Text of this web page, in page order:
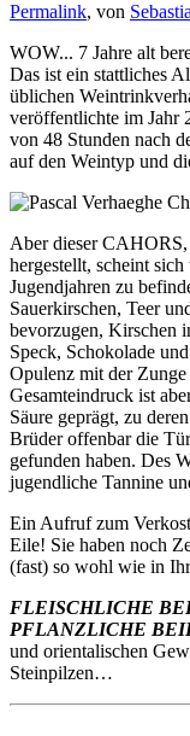
Permalink, von
WOW... 7 Jahre alt
Das ist ein stattliches
üblichen
veröffentlichte im Jahr
von 48 Stunden nach
auf den Weintyp und
Aber dieser
hergestellt, scheint
Jugendjahren zu
Sauerkirschen, Teer
bevorzugen, Kirschen
Speck, Schokolade
Opulenz mit der
Gesamteindruck ist
Säure geprägt, zu
Brüder offenbar die
gefunden haben. Des
jugendliche Tannine
Ein Aufruf zum
Eile! Sie haben noch
(fast) so wohl wie in
FLEISCHLICHE
PFLANZLICHE
und orientalischen
Steinpilzen…